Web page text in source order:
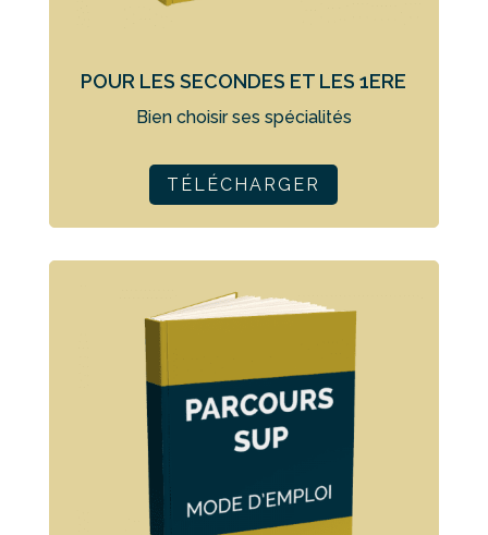
POUR LES SECONDES ET LES 1ERE
Bien choisir ses spécialités
TÉLÉCHARGER